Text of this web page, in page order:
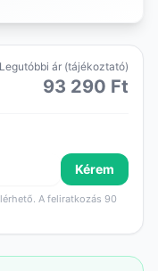
Legutóbbi ár (tájékoztató)
93 290 Ft
Kérem
A feliratkozás 90